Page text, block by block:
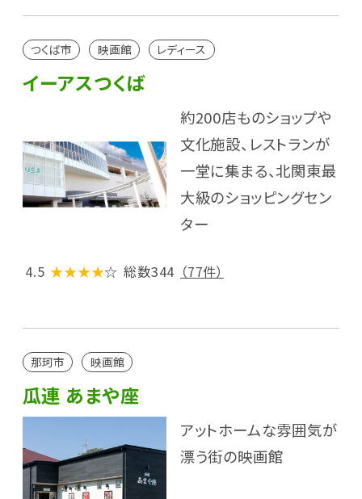
つくば市 映画館 レディース
イーアスつくば
約200店ものショップや
文化施設、レストランが
一堂に集まる、北関東最
大級のショッピングセン
ター
4.5 ★★★★☆ 総数344 （77件）
那珂市 映画館
瓜連 あまや座
アットホームな雰囲気が
漂う街の映画館